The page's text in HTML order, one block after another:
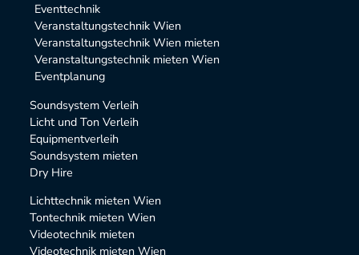
Eventtechnik
Veranstaltungstechnik Wien
Veranstaltungstechnik Wien mieten
Veranstaltungstechnik mieten Wien
Eventplanung
Soundsystem Verleih
Licht und Ton Verleih
Equipmentverleih
Soundsystem mieten
Dry Hire
Lichttechnik mieten Wien
Tontechnik mieten Wien
Videotechnik mieten
Videotechnik mieten Wien